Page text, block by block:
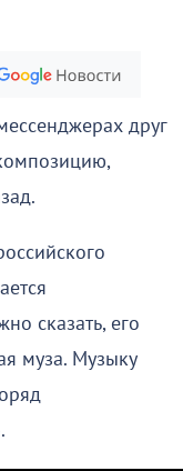
друг
сказать, его
муза. Музыку